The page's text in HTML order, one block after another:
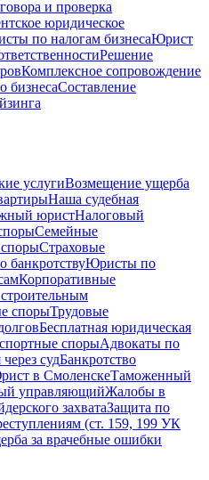
и проверка
юридическое
по налогам бизнесаЮрист
Решение
Комплексное сопровождение
бизнесаСоставление
услугиВозмещение ущерба
Наша судебная
юристНалоговый
Семейные
Страховые
банкротствуЮристы по
Корпоративные
спорыТрудовые
Бесплатная юридическая
спорыАдвокаты по
судБанкротство
в СмоленскеТаможенный
управляющийЖалобы в
захватаЗащита по
(ст. 159, 199 УК
за врачебные ошибки